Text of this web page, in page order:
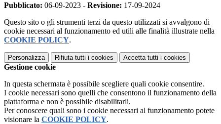
Pubblicato: 06-09-2023 - Revisione: 17-09-2024
Questo sito o gli strumenti terzi da questo utilizzati si avvalgono di
cookie necessari al funzionamento ed utili alle finalità illustrate nella
COOKIE POLICY.
Personalizza Rifiuta tutti i cookies Accetta tutti i cookies
Gestione cookie
In questa schermata è possibile scegliere quali cookie consentire.
I cookie necessari sono quelli che consentono il funzionamento della
piattaforma e non è possibile disabilitarli.
Per conoscere quali sono i cookie necessari al funzionamento potete
visionare la COOKIE POLICY.